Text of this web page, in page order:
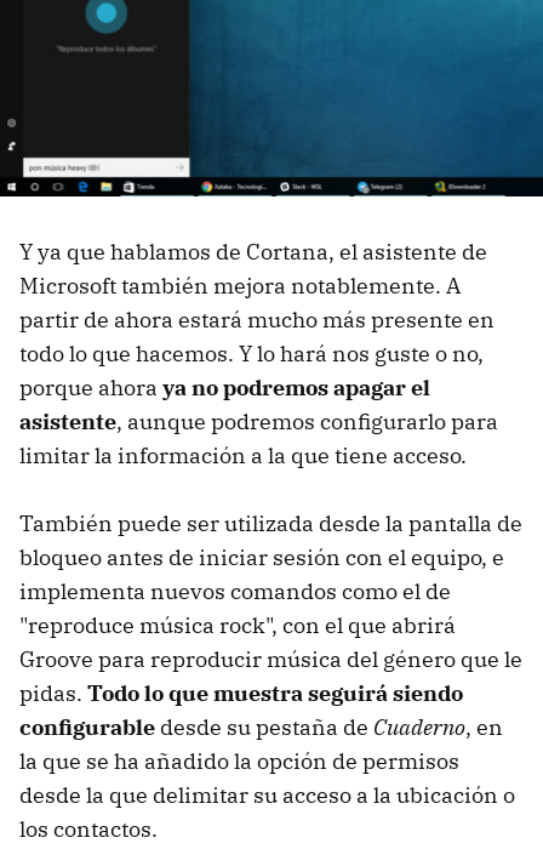
Y ya que hablamos de Cortana, el asistente de
Microsoft también mejora notablemente. A
partir de ahora estará mucho más presente en
todo lo que hacemos. Y lo hará nos guste o no,
porque ahora ya no podremos apagar el
asistente, aunque podremos configurarlo para
limitar la información a la que tiene acceso.
También puede ser utilizada desde la pantalla de
bloqueo antes de iniciar sesión con el equipo, e
implementa nuevos comandos como el de
"reproduce música rock", con el que abrirá
Groove para reproducir música del género que le
pidas. Todo lo que muestra seguirá siendo
configurable desde su pestaña de Cuaderno, en
la que se ha añadido la opción de permisos
desde la que delimitar su acceso a la ubicación o
los contactos.